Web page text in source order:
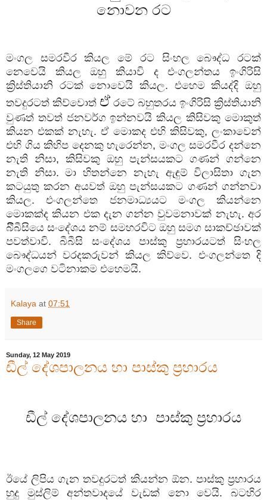
නොවන රට
මංගල සමරවීර කියල මේ රට සිංහල බෞද්ධ රටක්
නෙවෙයි කියල ඔහු කියාවි ද එංගලන්තය ඉංගිරිසි
ක්‍රිස්තියානි රටක් නොවෙයි කියල. එහෙම කියද්දි ඔහු
තවදුරටත් කිව්වොත් ඒ රටේ බහුතරය ඉංගිරිසි ක්‍රිස්තියානි
වුණත් තවත් ජනවර්ග ඉන්නවයි කියල කිසිවකු මොකුත්
කියන එකක් නැහැ. ඒ මොකද එහි කිසිවකු, ලංකාවෙන්
එහි ගිය කිහිප දෙනකු හැරෙන්න, මංගල සමරවීර දන්නෙ
නැති නිසා, කිසිවකු ඔහු පැන්සයකට ගණන් ගන්නෙ
නැති නිසා. මා හිතන්නෙ නැහැ ඇඳුම් විලාසිතා ගැන
කටයුතු කරන අයවත් ඔහු පැන්සයකට ගණන් ගන්නවා
කියල. එංගලන්තෙ ජනමාධ්‍යයට මංගල කියන්නෙ
මොකක්ද කියන එක දැන ගන්න වුවමනාවක් නැහැ. අර
බීීබීසියෙ සංදේශය නම් සමහරවිට ඔහු සමග සාකච්ඡාවක්
පවත්වාවි. බීබීසි සංදේශය පාස්කු ප්‍රහාරයටත් සිංහල
බෞද්ධයන් වරදකරුවන් කියල කිව්වෙ. එංගලන්තෙ දි
මංගලගෙ වටිනාකම එහෙමයි.
Kalaya at 07:51
Share
Sunday, 12 May 2019
ඩීල් දේශපාලනය හා පාස්කු ප්‍රහාරය
ඩීල් දේශපාලනය හා පාස්කු ප්‍රහාරය
ඊයේ ලිපිය ගැන තවදුරටත් කියන්න ඕන. පාස්කු ප්‍රහාරය
හුදු මුස්ලිම් අන්තවාදයේ වැඩක් නො වෙයි. බටහිර